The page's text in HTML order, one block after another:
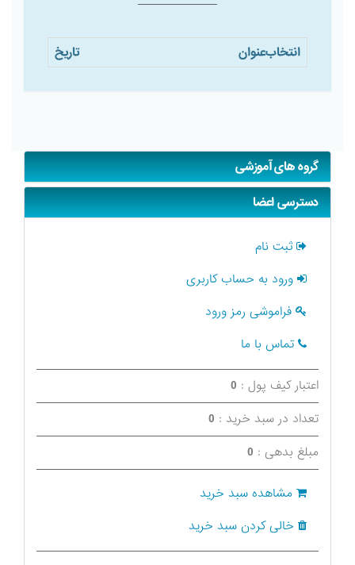
انتخابعنوان تاریخ
گروه های آموزشی
دسترسی اعضا
ثبت نام
ورود به حساب کاربری
فراموشی رمز ورود
تماس با ما
اعتبار کیف پول : 0
تعداد در سبد خرید : 0
مبلغ بدهی : 0
مشاهده سبد خرید
خالی کردن سبد خرید